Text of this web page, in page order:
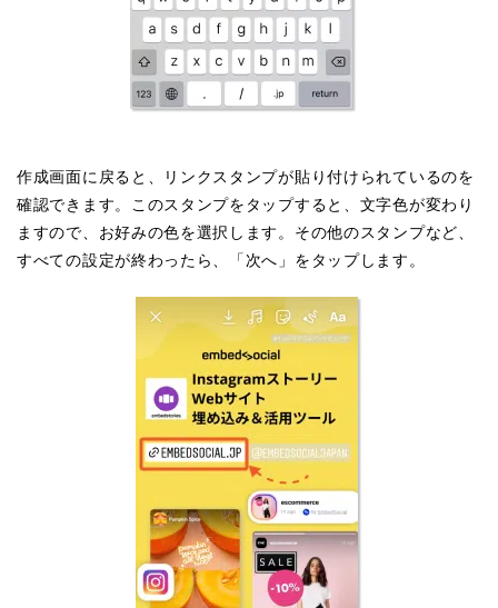
作成画面に戻ると、リンクスタンプが貼り付けられているのを
確認できます。このスタンプをタップすると、文字色が変わり
ますので、お好みの色を選択します。その他のスタンプなど、
すべての設定が終わったら、「次へ」をタップします。